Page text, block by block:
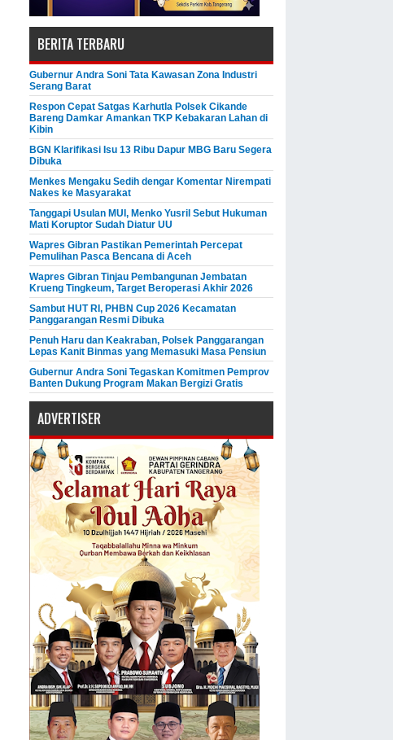
BERITA TERBARU
Gubernur Andra Soni Tata Kawasan Zona Industri
Serang Barat
Respon Cepat Satgas Karhutla Polsek Cikande
Bareng Damkar Amankan TKP Kebakaran Lahan di
Kibin
BGN Klarifikasi Isu 13 Ribu Dapur MBG Baru Segera
Dibuka
Menkes Mengaku Sedih dengar Komentar Nirempati
Nakes ke Masyarakat
Tanggapi Usulan MUI, Menko Yusril Sebut Hukuman
Mati Koruptor Sudah Diatur UU
Wapres Gibran Pastikan Pemerintah Percepat
Pemulihan Pasca Bencana di Aceh
Wapres Gibran Tinjau Pembangunan Jembatan
Krueng Tingkeum, Target Beroperasi Akhir 2026
Sambut HUT RI, PHBN Cup 2026 Kecamatan
Panggarangan Resmi Dibuka
Penuh Haru dan Keakraban, Polsek Panggarangan
Lepas Kanit Binmas yang Memasuki Masa Pensiun
Gubernur Andra Soni Tegaskan Komitmen Pemprov
Banten Dukung Program Makan Bergizi Gratis
ADVERTISER